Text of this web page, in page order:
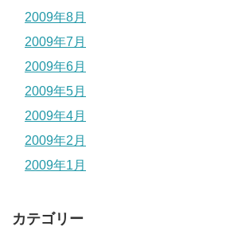
2009年8月
2009年7月
2009年6月
2009年5月
2009年4月
2009年2月
2009年1月
カテゴリー